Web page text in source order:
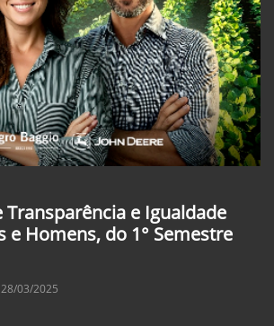
Transparência e Igualdade
e Homens, do 1° Semestre
03/2025